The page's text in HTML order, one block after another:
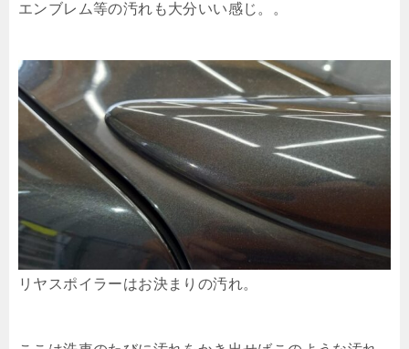
エンブレム等の汚れも大分いい感じ。。
リヤスポイラーはお決まりの汚れ。